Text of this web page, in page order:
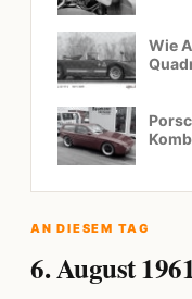
Wie
AN DIESEM TAG
6. August